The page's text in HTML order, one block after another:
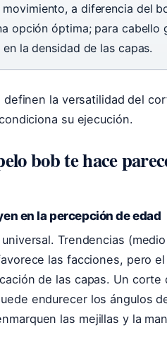
a diferencia del
opción óptima; para cabello
la densidad de las capas.
definen la versatilidad del
su ejecución.
bob te hace
en la percepción de edad
Trendencias
las facciones, pero
de las capas. Un corte
endurecer los ángulos
las mejillas y la